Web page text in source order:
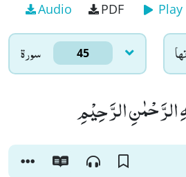
Audio PDF Play
سورۃ 45
الرَّحْمٰنِ الرَّحِیْمِ